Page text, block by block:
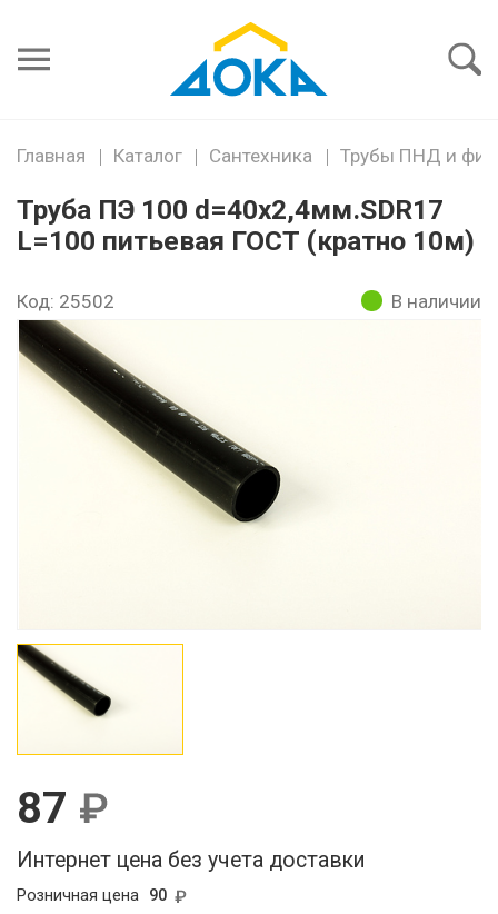
пароль
Главная Каталог Сантехника Трубы ПНД и
Труба ПЭ 100 d=40х2,4мм.SDR17
L=100 питьевая ГОСТ (кратно 10м)
Код: 25502 В наличии
87
Интернет цена без учета доставки
90
Розничная цена